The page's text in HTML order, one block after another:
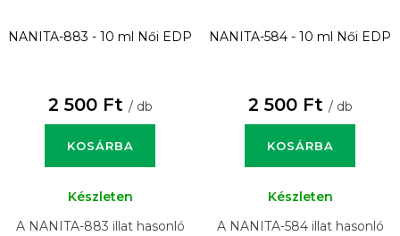
NANITA-883 - 10 ml Női EDP
2 500 Ft / db
KOSÁRBA
Készleten
A NANITA-883 illat hasonló
NANITA-584 - 10 ml Női EDP
2 500 Ft / db
KOSÁRBA
Készleten
A NANITA-584 illat hasonló